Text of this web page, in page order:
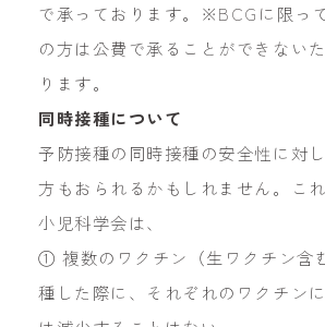
で承っております。※BCGに限っ
の方は公費で承ることができない
ります。
同時接種について
予防接種の同時接種の安全性に対
方もおられるかもしれません。こ
小児科学会は、
① 複数のワクチン（生ワクチン含
種した際に、それぞれのワクチン